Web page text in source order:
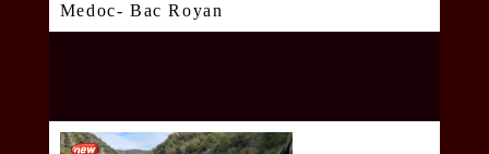
Medoc- Bac Royan